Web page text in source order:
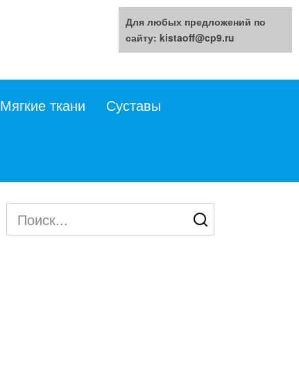
Мягкие ткани Суставы
Search
for:
Для любых предложений по
сайту: kistaoff@cp9.ru